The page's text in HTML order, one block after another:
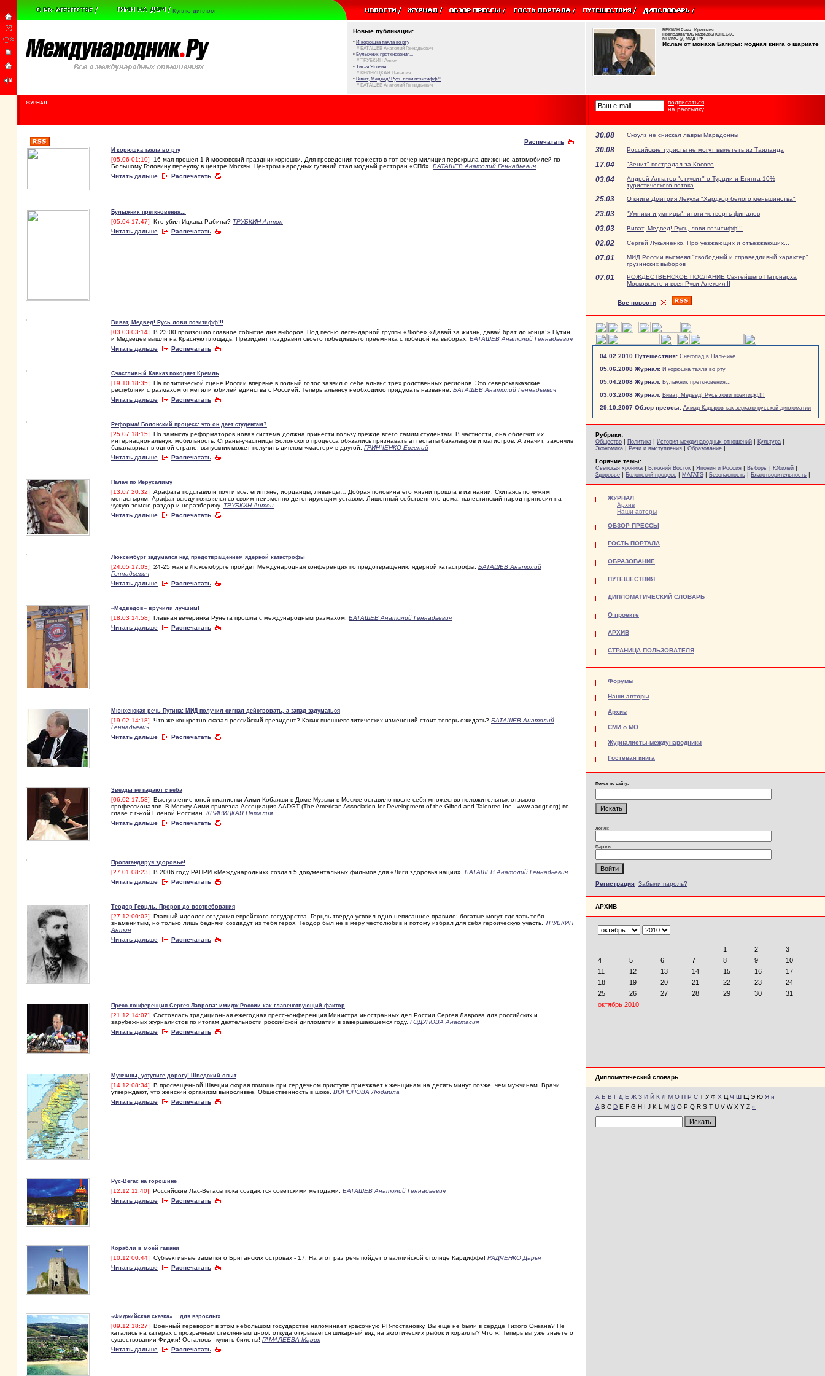
Куплю диплом
Новые публикации:
• И корюшка таяла во рту
// БАТАШЕВ Анатолий Геннадьевич
• Булыжник преткновения...
// ТРУБКИН Антон
• Тихая Япония...
// КРИВИЦКАЯ Наталия
• Виват, Медвед! Русь лови позитифф!!!
// БАТАШЕВ Анатолий Геннадьевич
БЕККИН Ренат Ирикович
Преподаватель кафедры ЮНЕСКО
МГИМО (у) МИД РФ
Ислам от монаха Багиры: модная книга о шариате
ЖУРНАЛ
подписаться
на рассылку
Распечатать
И корюшка таяла во рту
[05.06 01:10] 16 мая прошел 1-й московский праздник корюшки. Для проведения торжеств в тот вечер милиция перекрыла движение автомобилей по
Большому Головину переулку в центре Москвы. Центром народных гуляний стал модный ресторан «СПб». БАТАШЕВ Анатолий Геннадьевич
Читать дальше
Распечатать
Булыжник преткновения...
[05.04 17:47] Кто убил Ицхака Рабина? ТРУБКИН Антон
Читать дальше
Распечатать
Виват, Медвед! Русь лови позитифф!!!
[03.03 03:14] В 23:00 произошло главное событие дня выборов. Под песню легендарной группы «Любе» «Давай за жизнь, давай брат до конца!» Путин
и Медведев вышли на Красную площадь. Президент поздравил своего победившего преемника с победой на выборах. БАТАШЕВ Анатолий Геннадьевич
Читать дальше
Распечатать
Счастливый Кавказ покоряет Кремль
[19.10 18:35] На политической сцене России впервые в полный голос заявил о себе альянс трех родственных регионов. Это северокавказские
республики с размахом отметили юбилей единства с Россией. Теперь альянсу необходимо придумать название. БАТАШЕВ Анатолий Геннадьевич
Читать дальше
Распечатать
Реформа/ Болонский процесс: что он дает студентам?
[25.07 18:15] По замыслу реформаторов новая система должна принести пользу прежде всего самим студентам. В частности, она облегчит их
интернациональную мобильность. Страны-участницы Болонского процесса обязались признавать аттестаты бакалавров и магистров. А значит, закончив
бакалавриат в одной стране, выпускник может получить диплом «мастер» в другой. ГРИНЧЕНКО Евгений
Читать дальше
Распечатать
Палач по Иерусалиму
[13.07 20:32] Арафата подставили почти все: египтяне, иорданцы, ливанцы… Добрая половина его жизни прошла в изгнании. Скитаясь по чужим
монастырям, Арафат всюду появлялся со своим неизменно детонирующим уставом. Лишенный собственного дома, палестинский народ приносил на
чужую землю раздор и неразбериху. ТРУБКИН Антон
Читать дальше
Распечатать
Люксембург задумался над предотвращением ядерной катастрофы
[24.05 17:03] 24-25 мая в Люксембурге пройдет Международная конференция по предотвращению ядерной катастрофы. БАТАШЕВ Анатолий
Геннадьевич
Читать дальше
Распечатать
«Медведов» вручили лучшим!
[18.03 14:58] Главная вечеринка Рунета прошла с международным размахом. БАТАШЕВ Анатолий Геннадьевич
Читать дальше
Распечатать
Мюнхенская речь Путина: МИД получил сигнал действовать, а запад задуматься
[19.02 14:18] Что же конкретно сказал российский президент? Каких внешнеполитических изменений стоит теперь ожидать? БАТАШЕВ Анатолий
Геннадьевич
Читать дальше
Распечатать
Звезды не падают с неба
[06.02 17:53] Выступление юной пианистки Аими Кобаяши в Доме Музыки в Москве оставило после себя множество положительных отзывов
профессионалов. В Москву Аими привезла Ассоциация AADGT (The American Association for Development of the Gifted and Talented Inc., www.aadgt.org) во
главе с г-жой Еленой Россман. КРИВИЦКАЯ Наталия
Читать дальше
Распечатать
Пропагандируя здоровье!
[27.01 08:23] В 2006 году РАПРИ «Международник» создал 5 документальных фильмов для «Лиги здоровья нации». БАТАШЕВ Анатолий Геннадьевич
Читать дальше
Распечатать
Теодор Герцль. Пророк до востребования
[27.12 00:02] Главный идеолог создания еврейского государства, Герцль твердо усвоил одно неписанное правило: богатые могут сделать тебя
знаменитым, но только лишь бедняки создадут из тебя героя. Теодор был не в меру честолюбив и потому избрал для себя героическую участь. ТРУБКИН
Антон
Читать дальше
Распечатать
Пресс-конференция Сергея Лаврова: имидж России как главенствующий фактор
[21.12 14:07] Состоялась традиционная ежегодная пресс-конференция Министра иностранных дел России Сергея Лаврова для российских и
зарубежных журналистов по итогам деятельности российской дипломатии в завершающемся году. ГОДУНОВА Анастасия
Читать дальше
Распечатать
Мужчины, уступите дорогу! Шведский опыт
[14.12 08:34] В просвещенной Швеции скорая помощь при сердечном приступе приезжает к женщинам на десять минут позже, чем мужчинам. Врачи
утверждают, что женский организм выносливее. Общественность в шоке. ВОРОНОВА Людмила
Читать дальше
Распечатать
Рус-Вегас на горошине
[12.12 11:40] Российские Лас-Вегасы пока создаются советскими методами. БАТАШЕВ Анатолий Геннадьевич
Читать дальше
Распечатать
Корабли в моей гавани
[10.12 00:44] Субъективные заметки о Британских островах - 17. На этот раз речь пойдет о валлийской столице Кардиффе! РАДЧЕНКО Дарья
Читать дальше
Распечатать
«Фиджийская сказка»… для взрослых
[09.12 18:27] Военный переворот в этом небольшом государстве напоминает красочную PR-постановку. Вы еще не были в сердце Тихого Океана? Не
катались на катерах с прозрачным стеклянным дном, откуда открывается шикарный вид на экзотических рыбок и кораллы? Что ж! Теперь вы уже знаете о
существовании Фиджи! Осталось - купить билеты! ГАМАЛЕЕВА Мария
Читать дальше
Распечатать
30.08 Скоулз не снискал лавры Марадонны
30.08 Российские туристы не могут вылететь из Таиланда
17.04 "Зенит" пострадал за Косово
03.04
Андрей Алпатов "откусит" о Турции и Египта 10%
туристического потока
25.03 О книге Дмитрия Лекуха "Хардкор белого меньшинства"
23.03 "Умники и умницы": итоги четверть финалов
03.03 Виват, Медвед! Русь, лови позитифф!!!
02.02 Сергей Лукьяненко. Про уезжающих и отъезжающих...
07.01
МИД России высмеял "свободный и справедливый характер"
грузинских выборов
07.01
РОЖДЕСТВЕНСКОЕ ПОСЛАНИЕ Святейшего Патриарха
Московского и всея Руси Алексия II
Все новости
04.02.2010 Путешествия: Снегопад в Нальчике
05.06.2008 Журнал: И корюшка таяла во рту
05.04.2008 Журнал: Булыжник преткновения...
03.03.2008 Журнал: Виват, Медвед! Русь лови позитифф!!!
29.10.2007 Обзор прессы: Ахмад Кадыров как зеркало русской дипломатии
Рубрики:
Общество | Политика | История международных отношений | Культура |
Экономика | Речи и выступления | Образование |
Горячие темы:
Светская хроника | Ближний Восток | Япония и Россия | Выборы | Юбилей |
Здоровье | Болонский процесс | МАГАТЭ | Безопасность | Благотворительность |
ЖУРНАЛ
Архив
Наши авторы
ОБЗОР ПРЕССЫ
ГОСТЬ ПОРТАЛА
ОБРАЗОВАНИЕ
ПУТЕШЕСТВИЯ
ДИПЛОМАТИЧЕСКИЙ СЛОВАРЬ
О проекте
АРХИВ
СТРАНИЦА ПОЛЬЗОВАТЕЛЯ
Форумы
Наши авторы
Архив
СМИ о МО
Журналисты-международники
Гостевая книга
Поиск по сайту:
Логин:
Пароль:
Регистрация Забыли пароль?
АРХИВ
Дипломатический словарь
А Б В Г Д Е Ж З И Й К Л М О П Р С Т У Ф Х Ц Ч Ш Щ Э Ю Я и
A B C D E F G H I J K L M N O P Q R S T U V W X Y Z «